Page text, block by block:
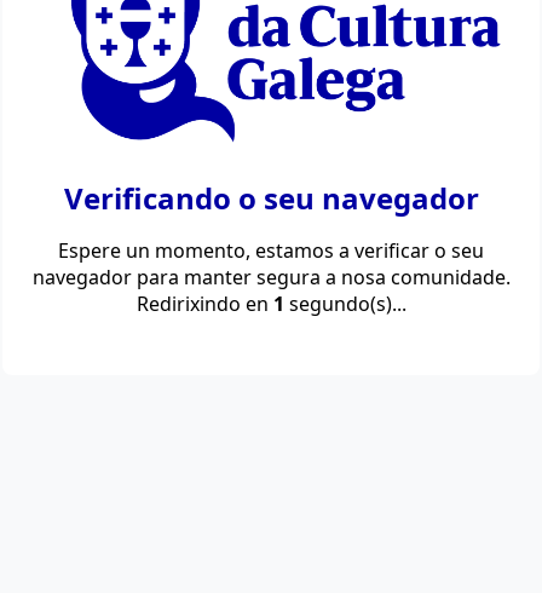
Verificando o seu navegador
Espere un momento, estamos a verificar o seu
navegador para manter segura a nosa comunidade.
Redirixindo en 1 segundo(s)...